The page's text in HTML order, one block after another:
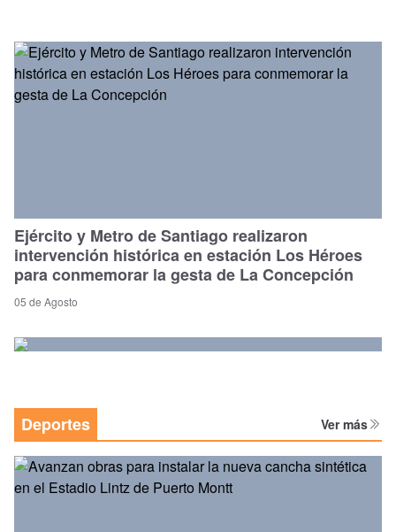
Ejército y Metro de Santiago realizaron
intervención histórica en estación Los Héroes
para conmemorar la gesta de La Concepción
05 de Agosto
Deportes Ver más